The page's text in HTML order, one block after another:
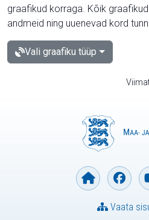
graafikud korraga. Kõik
andmeid ning uuenevad kord
Vali graafiku tüüp
Vaata